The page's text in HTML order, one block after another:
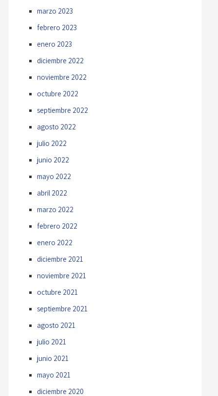
marzo 2023
febrero 2023
enero 2023
diciembre 2022
noviembre 2022
octubre 2022
septiembre 2022
agosto 2022
julio 2022
junio 2022
mayo 2022
abril 2022
marzo 2022
febrero 2022
enero 2022
diciembre 2021
noviembre 2021
octubre 2021
septiembre 2021
agosto 2021
julio 2021
junio 2021
mayo 2021
diciembre 2020